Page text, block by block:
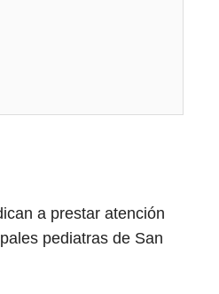
a prestar atención
pediatras de San